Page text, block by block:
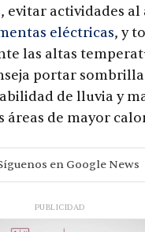
evitar actividades
eléctricas, y
las altas
portar
de lluvia y
áreas de mayor
en Google News
PUBLICIDAD